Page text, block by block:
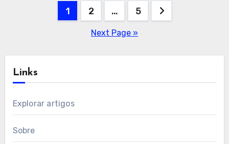
1 2 … 5
Next Page »
Links
Explorar artigos
Sobre